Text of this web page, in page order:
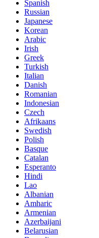
Spanish
Russian
Japanese
Korean
Arabic
Irish
Greek
Turkish
Italian
Danish
Romanian
Indonesian
Czech
Afrikaans
Swedish
Polish
Basque
Catalan
Esperanto
Hindi
Lao
Albanian
Amharic
Armenian
Azerbaijani
Belarusian